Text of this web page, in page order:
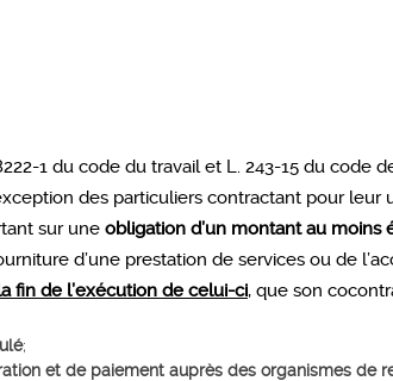
1 du code du travail et L. 243-15 du code
des particuliers contractant pour leur
sur une obligation d’un montant au moins
d’une prestation de services ou de
fin de l’exécution de celui-ci, que son
;
et de paiement auprès des organismes de